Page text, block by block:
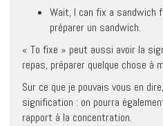
Wait, I can fix a sandwich
préparer un sandwich.
« To fixe » peut aussi avoir la
repas, préparer quelque chose à
Sur ce que je pouvais vous en
signification : on pourra
rapport à la concentration.